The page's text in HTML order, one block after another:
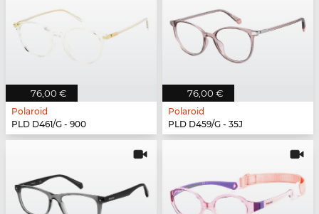
76,00 €
Polaroid
PLD D461/G - 900
76,00 €
Polaroid
PLD D459/G - 35J